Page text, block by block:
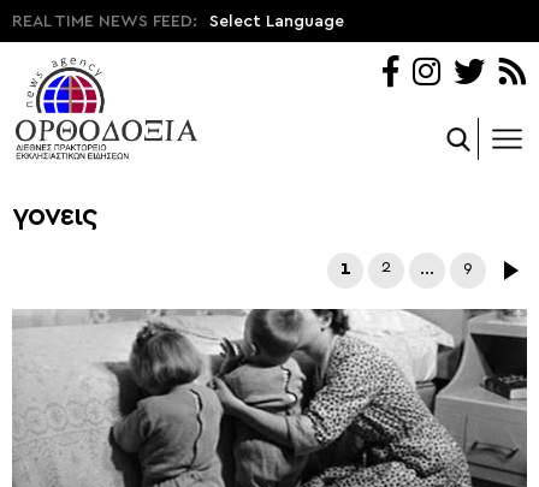
REAL TIME NEWS FEED: Select Language
γονεις
1 2 … 9